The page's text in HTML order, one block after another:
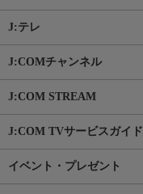
J:テレ
J:COMチャンネル
J:COM STREAM
J:COM TVサービスガイド
イベント・プレゼント